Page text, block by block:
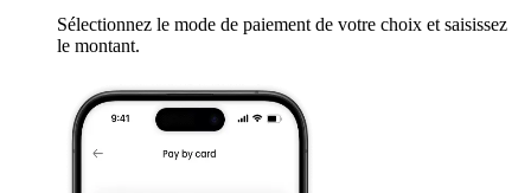
Sélectionnez le mode de paiement de votre choix et saisissez
le montant.